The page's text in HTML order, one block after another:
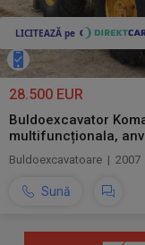
28.500 EUR
Buldoexcavator
multifuncționala,
Buldoexcavatoare | 2007
Sună